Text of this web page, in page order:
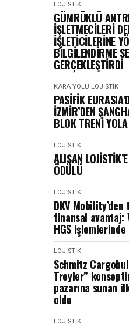
LOJISTIK
GÜMRÜKLÜ
İŞLETMECİLERİ
İŞLETİCİLERİNE
BİLGİLENDİRME
GERÇEKLEŞTİRDİ
KARA YOLU LOJISTIK
PASİFİK
İZMİR’DEN
BLOK TRENİ
LOJISTIK
ALIŞAN
ÖDÜLÜ
LOJISTIK
DKV
finansal avantaj:
HGS işlemlerinde
LOJISTIK
Schmitz
Treyler”
pazarına sunan
oldu
LOJISTIK